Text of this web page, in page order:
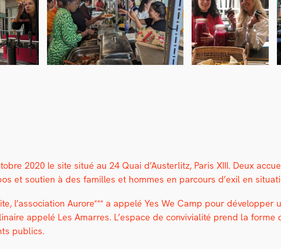
2020 le site situé au 24 Quai d’Austerlitz, Paris XIII. Deux
et sou­tien à des familles et hommes en par­cours d’exil en
l’association Aurore*** a appelé Yes We Camp pour dévelop­per
appelé Les Amar­res. L’espace de con­vivi­al­ité prend la forme
publics.